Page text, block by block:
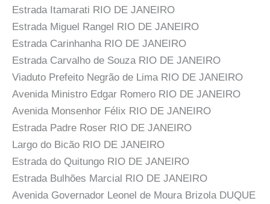
Estrada Itamarati RIO DE JANEIRO
Estrada Miguel Rangel RIO DE JANEIRO
Estrada Carinhanha RIO DE JANEIRO
Estrada Carvalho de Souza RIO DE JANEIRO
Viaduto Prefeito Negrão de Lima RIO DE JANEIRO
Avenida Ministro Edgar Romero RIO DE JANEIRO
Avenida Monsenhor Félix RIO DE JANEIRO
Estrada Padre Roser RIO DE JANEIRO
Largo do Bicão RIO DE JANEIRO
Estrada do Quitungo RIO DE JANEIRO
Estrada Bulhões Marcial RIO DE JANEIRO
Avenida Governador Leonel de Moura Brizola DUQUE